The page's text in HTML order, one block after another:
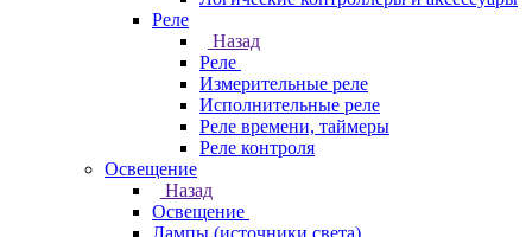
Реле
Назад
Реле
Измерительные реле
Исполнительные реле
Реле времени, таймеры
Реле контроля
Освещение
Назад
Освещение
Лампы (источники света)